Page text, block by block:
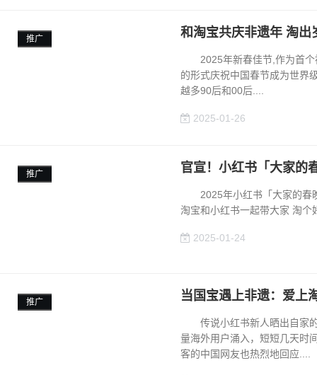
推广 和淘宝共庆非遗年 淘出
​2025年新春佳节,作为首个
的形式庆祝中国春节成为世界
越多90后和00后....
2025-01-26
推广 官宣！小红书「大家的
2025年小红书「大家的春
淘宝和小红书一起带大家 淘个
2025-01-24
推广 当国宝遇上非遗：爱上
传说小红书新人晒出自家的
量海外用户涌入，短短几天时
客的中国网友也热烈地回应....